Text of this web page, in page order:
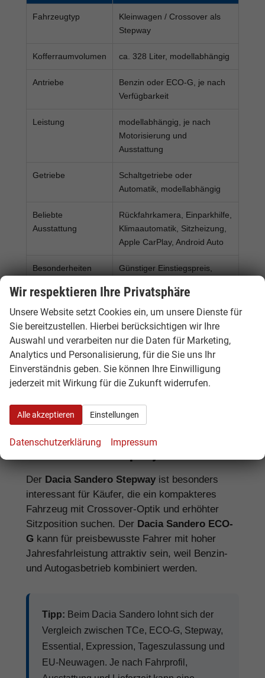
Fahrzeugtyp
Kleinwagen / Crossover als
Stepway
Kofferraumvolumen ca. 328 Liter, modellabhängig
Antriebe
Benzin oder ECO-G, je nach
Verfügbarkeit
Leistung
modellabhängig, je nach
Motorisierung und
Ausstattung
Getriebe
Schaltgetriebe oder
Automatik, modellabhängig
Beliebte
Ausstattung
Rückfahrkamera, Einparkhilfe,
Klimaautomatik, Sitzheizung,
Apple CarPlay, Android Auto
Besonderheiten
Günstiger Einstiegspreis,
Preis-Leistungs-Verhältnis
Der Dacia Sandero kombiniert kompakte
Außenmaße mit alltagstauglichem Innenraum,
günstigen Unterhaltskosten und attraktivem
Preisvorteil als EU-Neuwagen. Besonders
Expression oder Tageszulassung.
Der Dacia Sandero Stepway ist besonders
interessant für Käufer, die ein kompakteres
Fahrzeug mit Crossover-Optik und erhöhter
Sitzposition suchen. Der Dacia Sandero ECO-
G kann für preisbewusste Fahrer mit hoher
Jahresfahrleistung attraktiv sein, weil Benzin-
und Autogasbetrieb kombiniert werden.
Tipp: Beim Dacia Sandero lohnt sich der
Vergleich zwischen TCe, ECO-G, Stepway,
Essential, Expression, Tageszulassung und
EU-Neuwagen. Je nach Fahrprofil,
Wir respektieren Ihre Privatsphäre
Unsere Website setzt Cookies ein, um unsere Dienste für
Sie bereitzustellen. Hierbei berücksichtigen wir Ihre
Auswahl und verarbeiten nur die Daten für Marketing,
Analytics und Personalisierung, für die Sie uns Ihr
Einverständnis geben. Sie können Ihre Einwilligung
jederzeit mit Wirkung für die Zukunft widerrufen.
Alle akzeptieren Einstellungen
Datenschutzerklärung Impressum